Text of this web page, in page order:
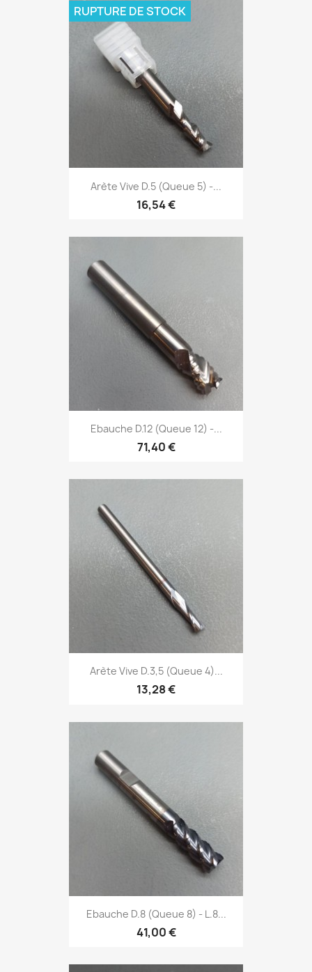
Arète Vive D.5 (Queue 5) -...
16,54 €
RUPTURE DE STOCK
Ebauche D.12 (Queue 12) -...
71,40 €
Arète Vive D.3,5 (Queue 4)...
13,28 €
Ebauche D.8 (Queue 8) - L.8...
41,00 €